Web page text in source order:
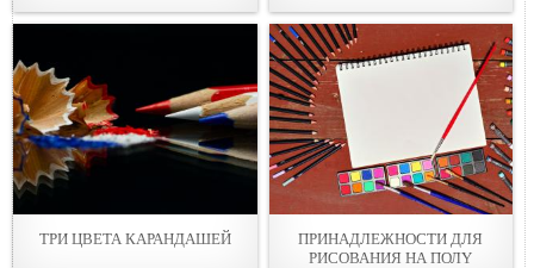
ТРИ ЦВЕТА КАРАНДАШEЙ
ПРИНАДЛЕЖНОСТИ ДЛЯ
РИСОВАНИЯ НА ПОЛY